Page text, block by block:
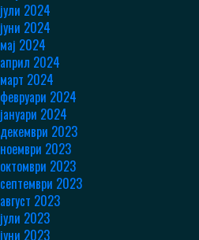
јули 2024
јуни 2024
мај 2024
април 2024
март 2024
февруари 2024
јануари 2024
декември 2023
ноември 2023
октомври 2023
септември 2023
август 2023
јули 2023
јуни 2023